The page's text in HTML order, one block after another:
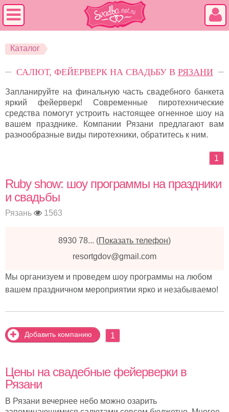
Каталог
САЛЮТ, ФЕЙЕРВЕРК НА СВАДЬБУ В РЯЗАНИ
Запланируйте на финальную часть свадебного банкета
яркий фейерверк! Современные пиротехнические
средства помогут устроить настоящее огненное шоу на
вашем празднике. Компании Рязани предлагают вам
разнообразные виды пиротехники, обратитесь к ним.
1
Ruby show: шоу программы на праздники
и свадьбы
Рязань 1563
8930 78... (Показать телефон)
resortgdov@gmail.com
Мы организуем и проведем шоу программы на любом
вашем праздничном мероприятии ярко и незабываемо!
Добавить компанию 1
Цены на свадебные фейерверки в
Рязани
В Рязани вечернее небо можно озарить